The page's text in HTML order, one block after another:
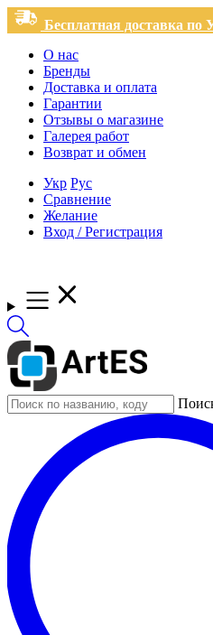
Бесплатная доставка по
О нас
Бренды
Доставка и оплата
Гарантии
Отзывы о магазине
Галерея работ
Возврат и обмен
Укр Рус
Сравнение
Желание
Вход / Регистрация